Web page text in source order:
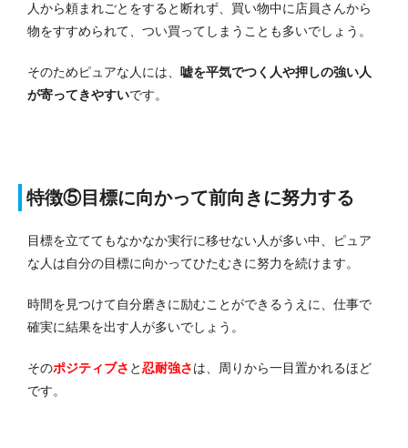
人から頼まれごとをすると断れず、買い物中に店員さんから
物をすすめられて、つい買ってしまうことも多いでしょう。
そのためピュアな人には、
嘘を平気でつく人や押しの強い人
が寄ってきやすいです。
特徴⑤目標に向かって前向きに努力する
目標を立ててもなかなか実行に移せない人が多い中、ピュア
な人は自分の目標に向かってひたむきに努力を続けます。
時間を見つけて自分磨きに励むことができるうえに、仕事で
確実に結果を出す人が多いでしょう。
そのポジティブさ と忍耐強さは、周りから一目置かれるほど
です。